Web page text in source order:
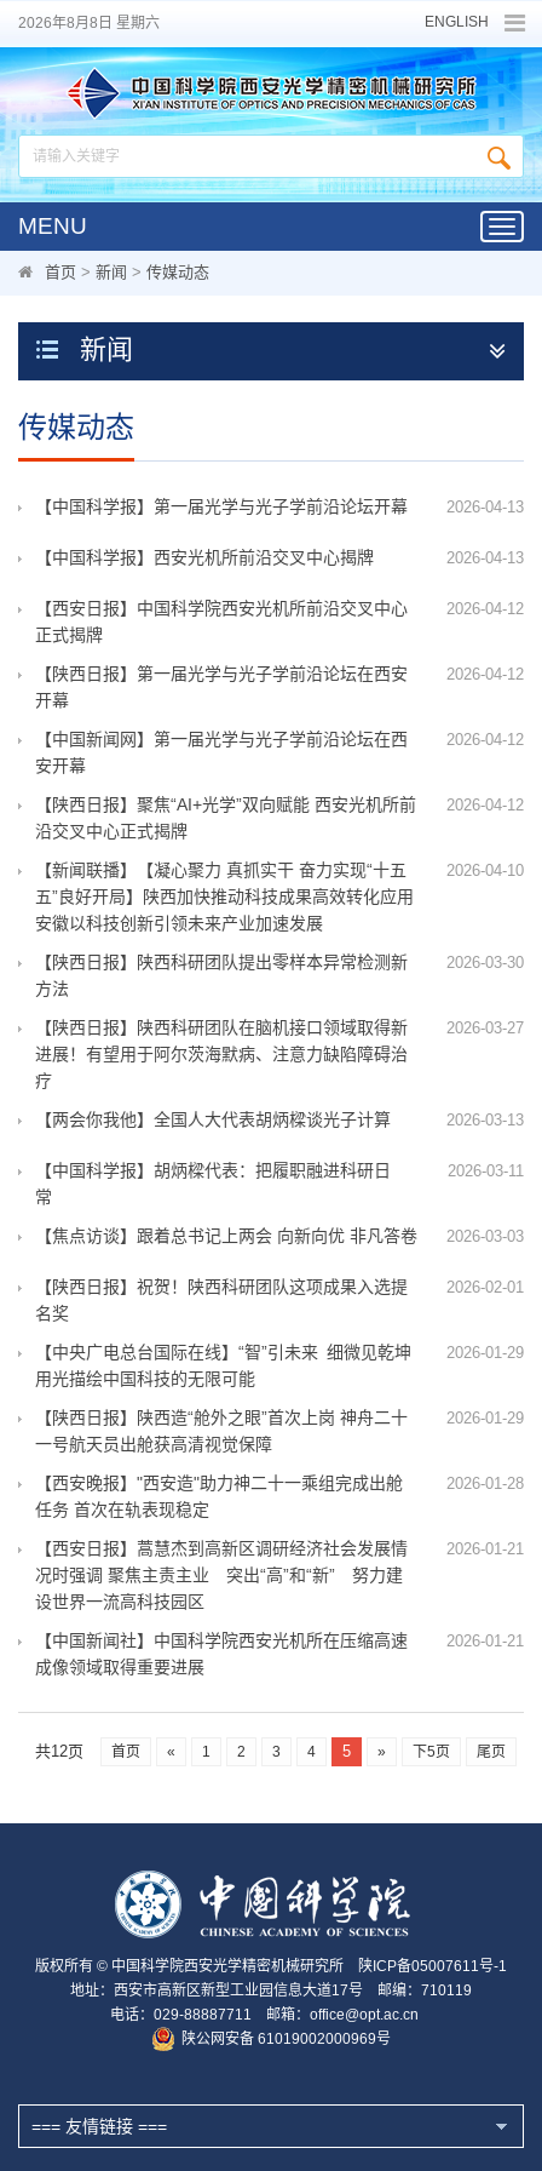
2026年8月8日 星期六 ENGLISH
MENU
首页 > 新闻 > 传媒动态
新闻
传媒动态
2026-04-13
【中国科学报】第一届光学与光子学前沿论坛开幕
2026-04-13
【中国科学报】西安光机所前沿交叉中心揭牌
2026-04-12
【西安日报】中国科学院西安光机所前沿交叉中心
正式揭牌
2026-04-12
【陕西日报】第一届光学与光子学前沿论坛在西安
开幕
2026-04-12
【中国新闻网】第一届光学与光子学前沿论坛在西
安开幕
2026-04-12
【陕西日报】聚焦“AI+光学”双向赋能 西安光机所前
沿交叉中心正式揭牌
2026-04-10
【新闻联播】【凝心聚力 真抓实干 奋力实现“十五
五”良好开局】陕西加快推动科技成果高效转化应用
安徽以科技创新引领未来产业加速发展
2026-03-30
【陕西日报】陕西科研团队提出零样本异常检测新
方法
2026-03-27
【陕西日报】陕西科研团队在脑机接口领域取得新
进展！有望用于阿尔茨海默病、注意力缺陷障碍治
疗
2026-03-13
【两会你我他】全国人大代表胡炳樑谈光子计算
2026-03-11
【中国科学报】胡炳樑代表：把履职融进科研日
常
2026-03-03
【焦点访谈】跟着总书记上两会 向新向优 非凡答卷
2026-02-01
【陕西日报】祝贺！陕西科研团队这项成果入选提
名奖
2026-01-29
【中央广电总台国际在线】“智”引未来 细微见乾坤
用光描绘中国科技的无限可能
2026-01-29
【陕西日报】陕西造“舱外之眼”首次上岗 神舟二十
一号航天员出舱获高清视觉保障
2026-01-28
【西安晚报】"西安造"助力神二十一乘组完成出舱
任务 首次在轨表现稳定
2026-01-21
【西安日报】蒿慧杰到高新区调研经济社会发展情
况时强调 聚焦主责主业 突出“高”和“新” 努力建
设世界一流高科技园区
2026-01-21
【中国新闻社】中国科学院西安光机所在压缩高速
成像领域取得重要进展
共12页 首页 « 1 2 3 4 5 » 下5页 尾页
版权所有 © 中国科学院西安光学精密机械研究所
陕ICP备05007611号-1
地址：西安市高新区新型工业园信息大道17号 邮编：710119
电话：029-88887711 邮箱：office@opt.ac.cn
陕公网安备 61019002000969号
=== 友情链接 ===